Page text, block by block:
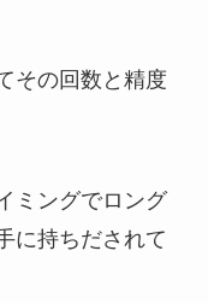
その回数と精度
ミングでロング
に持ちだされて